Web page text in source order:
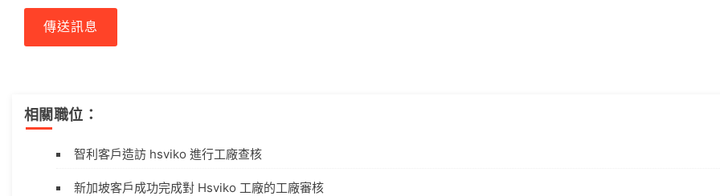
傳送訊息
相關職位：
智利客戶造訪 hsviko 進行工廠查核
新加坡客戶成功完成對 Hsviko 工廠的工廠審核